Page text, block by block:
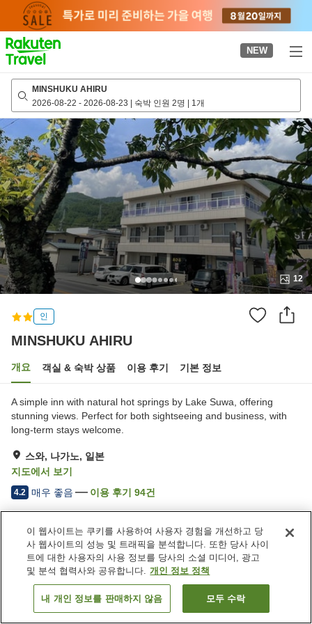
page
NEW
MINSHUKU AHIRU
2026-08-22 - 2026-08-23 | 숙박 인원 2명 | 1개
12
인
MINSHUKU AHIRU
개요 객실 & 숙박 상품 이용 후기 기본 정보
A simple inn with natural hot springs by Lake Suwa, offering
stunning views. Perfect for both sightseeing and business, with
long-term stays welcome.
스와, 나가노, 일본
지도에서 보기
4.2 매우 좋음 이용 후기 94건
숙소 편의 시설/서비스
주차장
세탁 (유료)
대욕장 (온천)
택배
일본 나가노 스와 MINSHUKU AHIRU
객실 보기
이 웹사이트는 쿠키를 사용하여 사용자 경험을 개선하고 당
사 웹사이트의 성능 및 트래픽을 분석합니다. 또한 당사 사이
트에 대한 사용자의 사용 정보를 당사의 소셜 미디어, 광고
및 분석 협력사와 공유합니다. 개인 정보 정책
내 개인 정보를 판매하지 않음 모두 수락